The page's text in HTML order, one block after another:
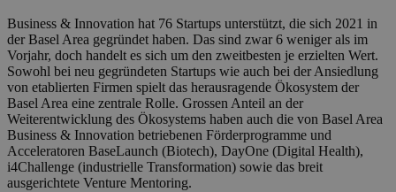
Business & Innovation hat 76 Startups unterstützt, die sich 2021 in
der Basel Area gegründet haben. Das sind zwar 6 weniger als im
Vorjahr, doch handelt es sich um den zweitbesten je erzielten Wert.
Sowohl bei neu gegründeten Startups wie auch bei der Ansiedlung
von etablierten Firmen spielt das herausragende Ökosystem der
Basel Area eine zentrale Rolle. Grossen Anteil an der
Weiterentwicklung des Ökosystems haben auch die von Basel Area
Business & Innovation betriebenen Förderprogramme und
Acceleratoren BaseLaunch (Biotech), DayOne (Digital Health),
i4Challenge (industrielle Transformation) sowie das breit
ausgerichtete Venture Mentoring.